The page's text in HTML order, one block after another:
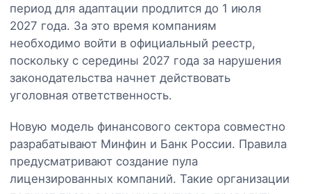
период для адаптации продлится до 1 июля
2027 года. За это время компаниям
необходимо войти в официальный реестр,
поскольку с середины 2027 года за нарушения
законодательства начнет действовать
уголовная ответственность.
Новую модель финансового сектора совместно
разрабатывают Минфин и Банк России. Правила
предусматривают создание пула
лицензированных компаний. Такие организации